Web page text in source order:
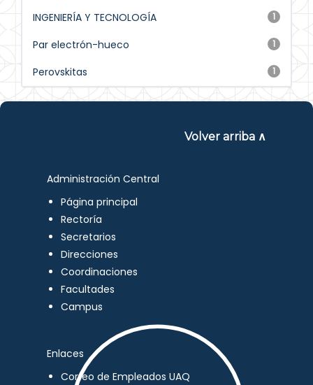
1
INGENIERÍA Y TECNOLOGÍA
1
Par electrón-hueco
1
Perovskitas
Volver arriba ∧
Administración Central
Página principal
Rectoría
Secretarios
Direcciones
Coordinaciones
Facultades
Campus
Enlaces
Correo de Empleados UAQ